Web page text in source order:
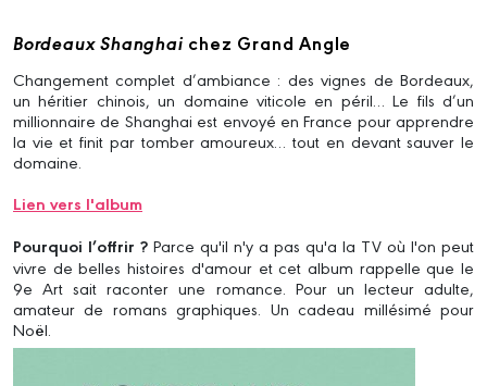
Bordeaux Shanghai chez Grand Angle
Changement complet d’ambiance : des vignes de Bordeaux,
un héritier chinois, un domaine viticole en péril… Le fils d’un
millionnaire de Shanghai est envoyé en France pour apprendre
la vie et finit par tomber amoureux… tout en devant sauver le
domaine.
Lien vers l'album
Pourquoi l’offrir ? Parce qu'il n'y a pas qu'a la TV où l'on peut
vivre de belles histoires d'amour et cet album rappelle que le
9e Art sait raconter une romance. Pour un lecteur adulte,
amateur de romans graphiques. Un cadeau millésimé pour
Noël.